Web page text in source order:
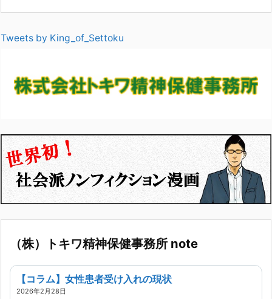
Tweets by King_of_Settoku
（株）トキワ精神保健事務所 note
【コラム】女性患者受け入れの現状
2026年2月28日